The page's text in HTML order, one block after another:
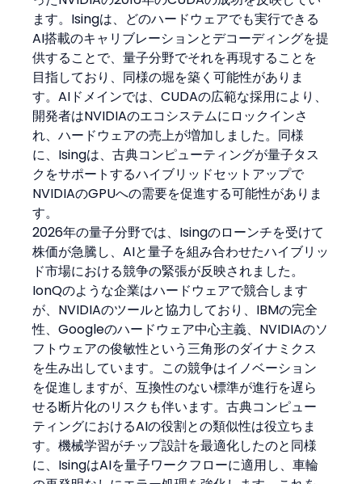
ます。Isingは、どのハードウェアでも実行できる
AI搭載のキャリブレーションとデコーディングを提
供することで、量子分野でそれを再現することを
目指しており、同様の堀を築く可能性がありま
す。AIドメインでは、CUDAの広範な採用により、
開発者はNVIDIAのエコシステムにロックインさ
れ、ハードウェアの売上が増加しました。同様
に、Isingは、古典コンピューティングが量子タス
クをサポートするハイブリッドセットアップで
NVIDIAのGPUへの需要を促進する可能性がありま
す。
2026年の量子分野では、Isingのローンチを受けて
株価が急騰し、AIと量子を組み合わせたハイブリッ
ド市場における競争の緊張が反映されました。
IonQのような企業はハードウェアで競合します
が、NVIDIAのツールと協力しており、IBMの完全
性、Googleのハードウェア中心主義、NVIDIAのソ
フトウェアの俊敏性という三角形のダイナミクス
を生み出しています。この競争はイノベーション
を促進しますが、互換性のない標準が進行を遅ら
せる断片化のリスクも伴います。古典コンピュー
ティングにおけるAIの役割との類似性は役立ちま
す。機械学習がチップ設計を最適化したのと同様
に、IsingはAIを量子ワークフローに適用し、車輪